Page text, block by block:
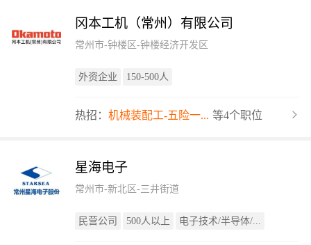
冈本工机（常州）有限公司
常州市-钟楼区-钟楼经济开发区
外资企业 150-500人
热招： 机械装配工-五险一... 等4个职位
星海电子
常州市-新北区-三井街道
民营公司 500人以上 电子技术/半导体/...